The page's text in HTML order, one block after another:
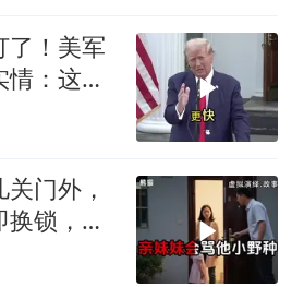
了！美军
：这场
门外，
锁，将